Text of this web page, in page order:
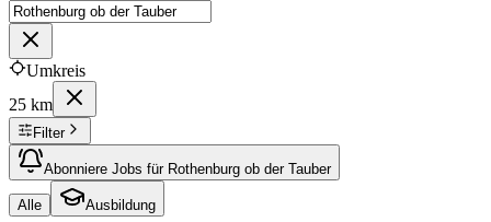
Umkreis
25 km
Filter
Abonniere Jobs für Rothenburg ob der Tauber
Alle Ausbildung